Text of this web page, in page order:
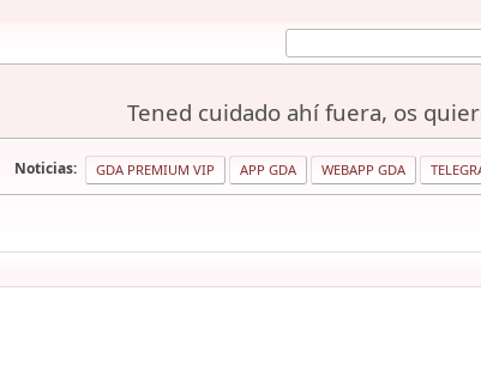
Tened cuidado ahí fuera, os
Noticias: GDA PREMIUM VIP APP GDA WEBAPP GDA